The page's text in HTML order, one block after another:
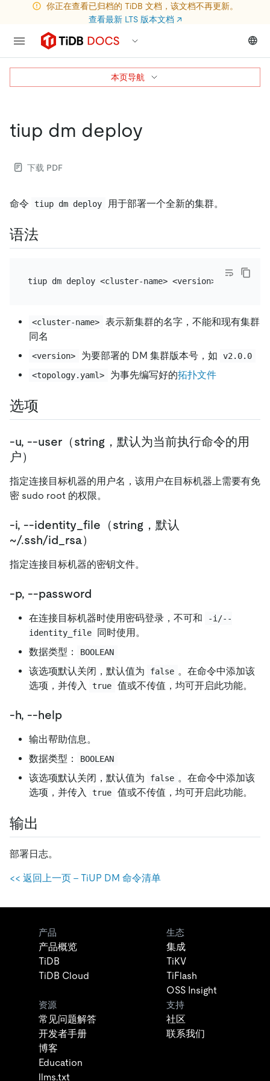
你正在查看已归档的 TiDB 文档，该文档不再更新。
查看最新 LTS 版本文档 ↗
tiup dm deploy
下载 PDF
命令 tiup dm deploy 用于部署一个全新的集群。
语法
<cluster-name>
表示新集群的名字，不能和现有集群
同名
<version> 为要部署的 DM 集群版本号，如
v2.0.0
<topology.yaml>
为事先编写好的拓扑文件
选项
-u, --user（string，默认为当前执行命令的用
户）
指定连接目标机器的用户名，该用户在目标机器上需要有免
密 sudo root 的权限。
-i, --identity_file（string，默认
~/.ssh/id_rsa）
指定连接目标机器的密钥文件。
-p, --password
在连接目标机器时使用密码登录，不可和
-i/--
identity_file
同时使用。
数据类型：
BOOLEAN
该选项默认关闭，默认值为 false 。在命令中添加该
选项，并传入
true 值或不传值，均可开启此功能。
-h, --help
输出帮助信息。
数据类型：
BOOLEAN
该选项默认关闭，默认值为 false 。在命令中添加该
选项，并传入
true 值或不传值，均可开启此功能。
输出
部署日志。
<< 返回上一页 - TiUP DM 命令清单
本页导航
产品
产品概览
TiDB
TiDB Cloud
生态
集成
TiKV
TiFlash
OSS Insight
资源
常见问题解答
开发者手册
博客
Education
llms.txt
支持
社区
联系我们